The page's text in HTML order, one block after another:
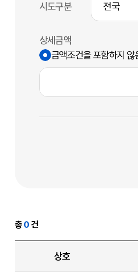
시도구분
상세금액
금액조건을 포함하지 않
총0건
상호